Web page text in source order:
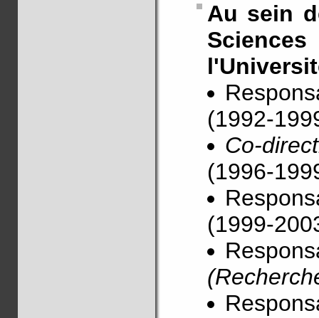
Au sein
(1992-
Co-
(1996-
(1999-